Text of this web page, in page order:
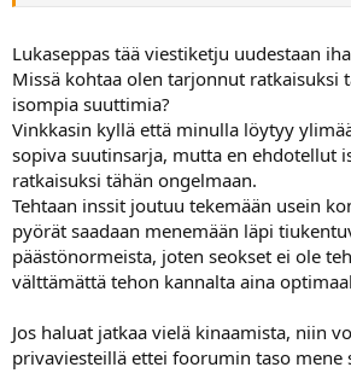
Lukaseppas tää viestiketju uudestaan
Missä kohtaa olen tarjonnut ratkaisuksi
isompia suuttimia?
Vinkkasin kyllä että minulla löytyy
sopiva suutinsarja, mutta en ehdotellut
ratkaisuksi tähän ongelmaan.
Tehtaan inssit joutuu tekemään usein
pyörät saadaan menemään läpi
päästönormeista, joten seokset ei ole
välttämättä tehon kannalta aina
Jos haluat jatkaa vielä kinaamista, niin
privaviesteillä ettei foorumin taso mene